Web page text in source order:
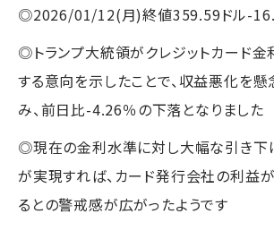
◎2026/01/12(月)終値359.59ドル-
◎トランプ大統領がクレジットカード
する意向を示したことで、収益悪化を
み、前日比-4.26％の下落となりました
◎現在の金利水準に対し大幅な引き下
が実現すれば、カード発行会社の利益
るとの警戒感が広がったようです